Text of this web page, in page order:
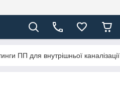
ПП для внутрішньої каналізації